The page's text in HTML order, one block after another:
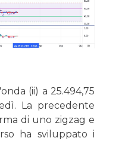
(ii) a 25.494,75
La precedente
di uno zigzag e
ha sviluppato i